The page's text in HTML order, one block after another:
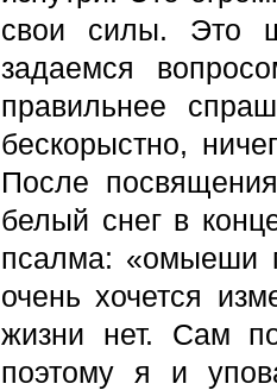
свои силы. Это
задаемся
правильнее
бескорыстно,
После
белый снег в
псалма: «омыеши
очень хочется
жизни нет. Сам
поэтому я и